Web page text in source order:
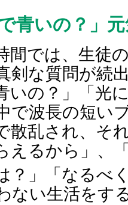
青いの？」
間では、生徒
剣な質問が続
いの？」「光
で波長の短い
散乱され、そ
えるから」、
？」「なるべ
ない生活をす